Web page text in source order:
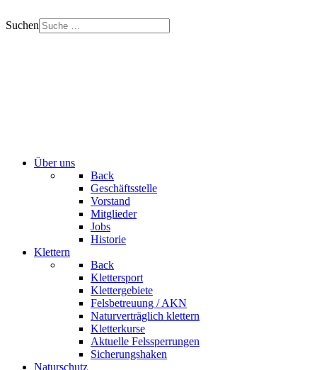
Suchen
Über uns
Back
Geschäftsstelle
Vorstand
Mitglieder
Jobs
Historie
Klettern
Back
Klettersport
Klettergebiete
Felsbetreuung / AKN
Naturverträglich klettern
Kletterkurse
Aktuelle Felssperrungen
Sicherungshaken
Naturschutz